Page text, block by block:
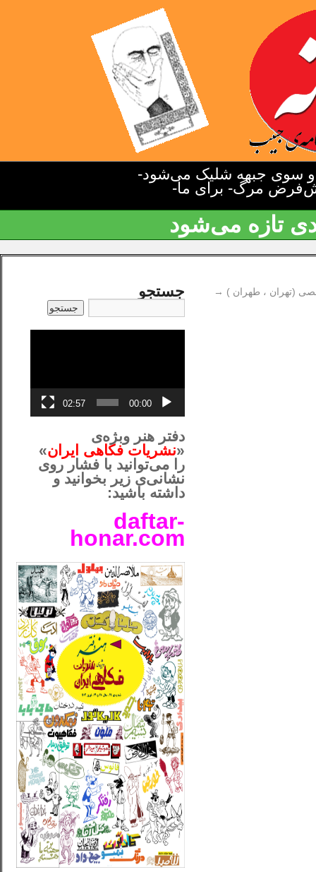
سوی جبهه شلیک می‌شود-
مرگ- برای ما-
تازه می‌شود
(تهران ، طهران ) → جستجو
00:00
02:57
دفتر هنر وبژه‌ی
«نشریات فکاهی ایران»
را می‌توانید با فشار روی
نشانی‌ی زیر بخوانید و
داشته باشید:
daftar-
honar.com